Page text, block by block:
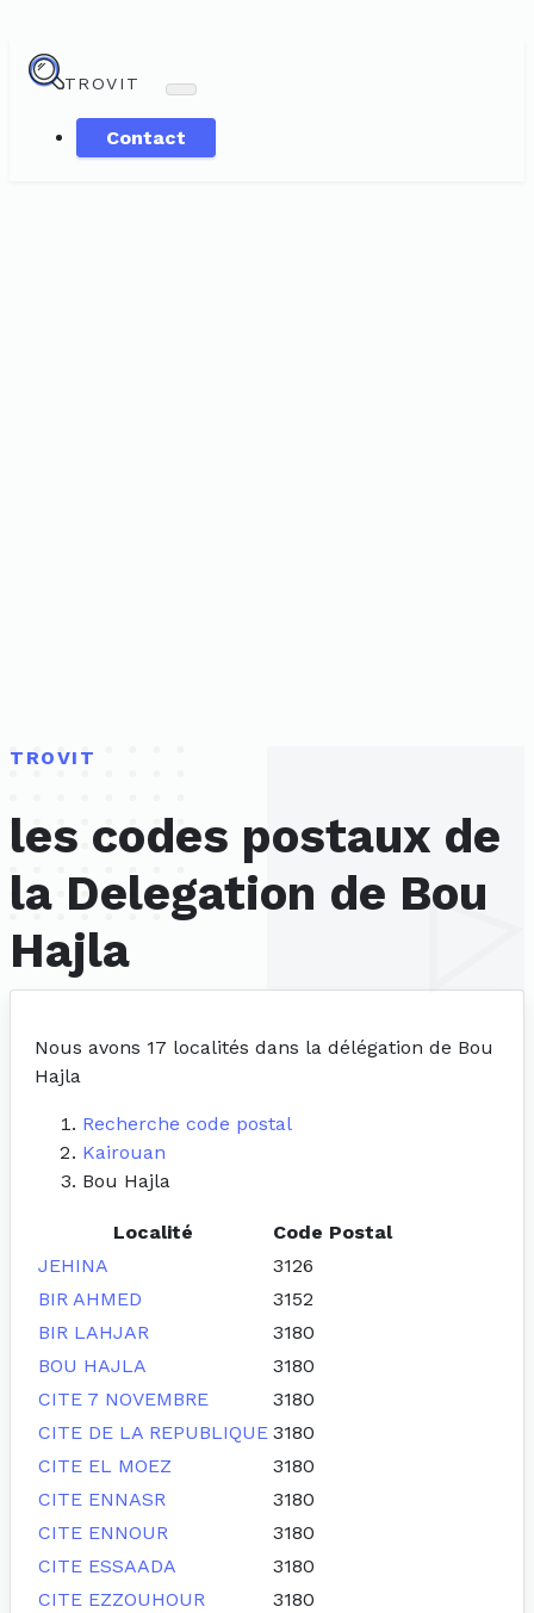
TROVIT
Contact
TROVIT
les codes postaux de
la Delegation de Bou
Hajla
Nous avons 17 localités dans la délégation de Bou
Hajla
Recherche code postal
Kairouan
Bou Hajla
Localité
Code Postal
JEHINA
3126
BIR AHMED
3152
BIR LAHJAR
3180
BOU HAJLA
3180
CITE 7 NOVEMBRE
3180
CITE DE LA REPUBLIQUE 3180
CITE EL MOEZ
3180
CITE ENNASR
3180
CITE ENNOUR
3180
CITE ESSAADA
3180
CITE EZZOUHOUR
3180